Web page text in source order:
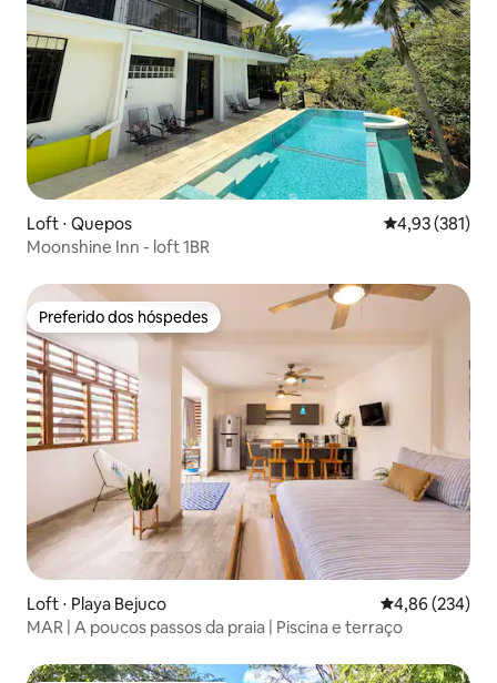
Loft ⋅ Quepos 4,93 de uma
4,93 (381)
Moonshine Inn - loft 1BR
Preferido dos hóspedes
Preferido dos hóspedes
Loft ⋅ Playa Bejuco 4,86 de uma
4,86 (234)
MAR | A poucos passos da praia | Piscina e terraço